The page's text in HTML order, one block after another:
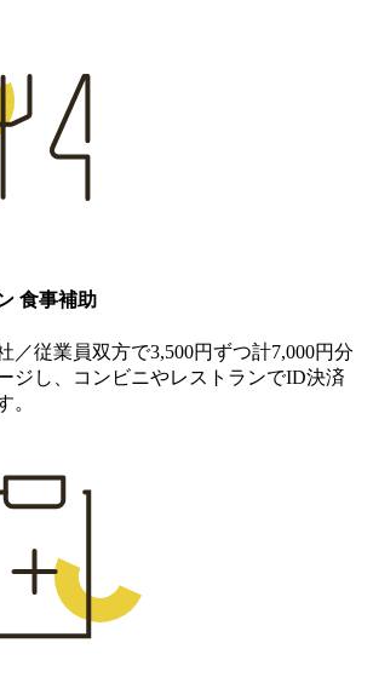
食事補助
／従業員双方で3,500円ずつ計7,000円分
ジし、コンビニやレストランでID決済
。